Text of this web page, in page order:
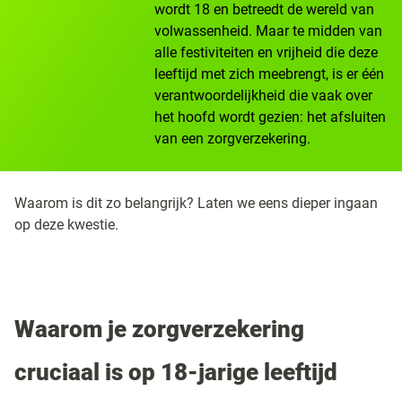
wordt 18 en betreedt de wereld van
volwassenheid. Maar te midden van
alle festiviteiten en vrijheid die deze
leeftijd met zich meebrengt, is er één
verantwoordelijkheid die vaak over
het hoofd wordt gezien: het afsluiten
van een zorgverzekering.
Waarom is dit zo belangrijk? Laten we eens dieper ingaan
op deze kwestie.
Waarom je zorgverzekering
cruciaal is op 18-jarige leeftijd